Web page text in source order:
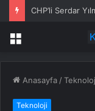
CHP’li Serdar
Menü
Anasayfa /
Teknoloji